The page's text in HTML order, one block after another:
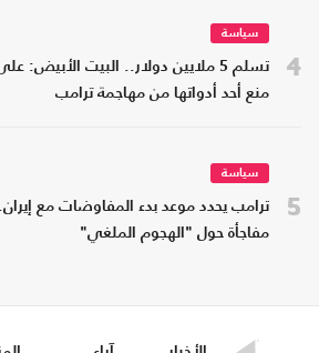
4
سياسة
تسلم 5 ملايين دولار.. البيت الأبيض:
منع أحد أدواتها من مهاجمة ترامب
5
سياسة
ترامب يحدد موعد بدء المفاوضات مع
مفاجأة حول "الهجوم الملغي"